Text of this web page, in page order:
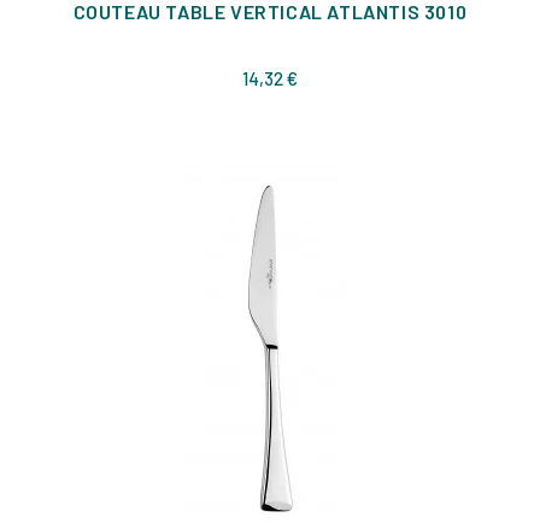
COUTEAU TABLE VERTICAL ATLANTIS 3010
14,32 €Prix